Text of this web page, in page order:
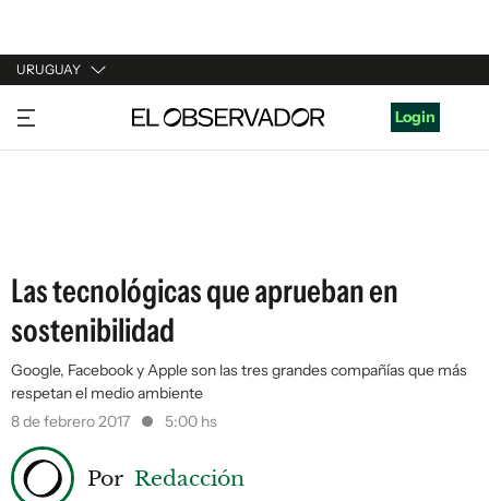
URUGUAY
URUGUAY
ARGENTINA
Login
Las tecnológicas que aprueban en
sostenibilidad
Google, Facebook y Apple son las tres grandes compañías que más
respetan el medio ambiente
8 de febrero 2017
5:00 hs
Por Redacción